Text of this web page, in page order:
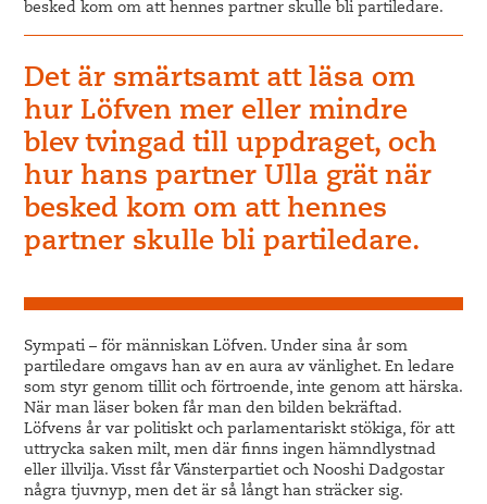
besked kom om att hennes partner skulle bli partiledare.
Det är smärtsamt att läsa om
hur Löfven mer eller mindre
blev tvingad till uppdraget, och
hur hans partner Ulla grät när
besked kom om att hennes
partner skulle bli partiledare.
Sympati – för människan Löfven. Under sina år som
partiledare omgavs han av en aura av vänlighet. En ledare
som styr genom tillit och förtroende, inte genom att härska.
När man läser boken får man den bilden bekräftad.
Löfvens år var politiskt och parlamentariskt stökiga, för att
uttrycka saken milt, men där finns ingen hämndlystnad
eller illvilja. Visst får Vänsterpartiet och Nooshi Dadgostar
några tjuvnyp, men det är så långt han sträcker sig.